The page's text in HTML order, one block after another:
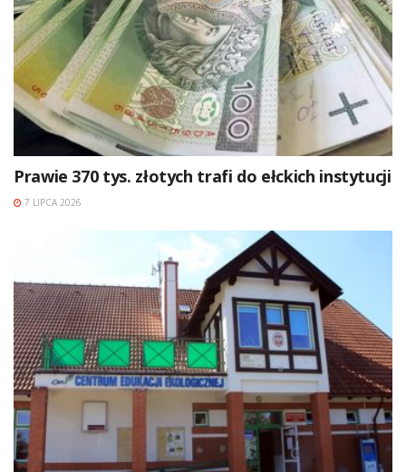
Prawie 370 tys. złotych trafi do ełckich instytucji
7 LIPCA 2026